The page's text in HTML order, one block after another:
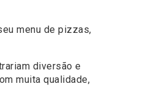
menu de pizzas,
diversão e
muita qualidade,